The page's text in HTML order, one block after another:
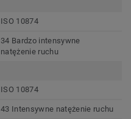
ISO 10874
34 Bardzo intensywne
natężenie ruchu
ISO 10874
43 Intensywne natężenie ruchu